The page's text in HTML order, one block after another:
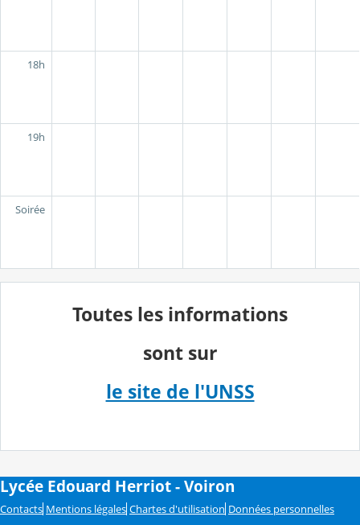
18h
19h
Soirée
Toutes les informations
sont sur
le site de l'UNSS
Lycée Edouard Herriot - Voiron
Contacts Mentions légales Chartes d'utilisation Données personnelles